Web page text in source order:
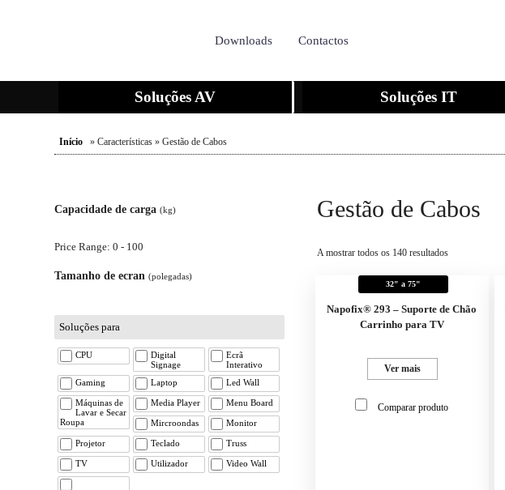
Downloads Contactos
Soluções AV Soluções IT
Início » Características » Gestão de Cabos
Capacidade de carga(kg)
Price Range: 0 - 100
Tamanho de ecran(polegadas)
Soluções para
CPU
Digital
Signage
Ecrã
Interativo
Gaming
Laptop Led Wall
Máquinas de
Lavar e Secar
Roupa
Media Player Menu Board
Mircroondas Monitor
Projetor Teclado Truss
TV Utilizador Video Wall
Gestão de Cabos
A mostrar todos os 140 resultados
32" a 75"
Napofix® 293 – Suporte de Chão
Carrinho para TV
Ver mais
Comparar produto